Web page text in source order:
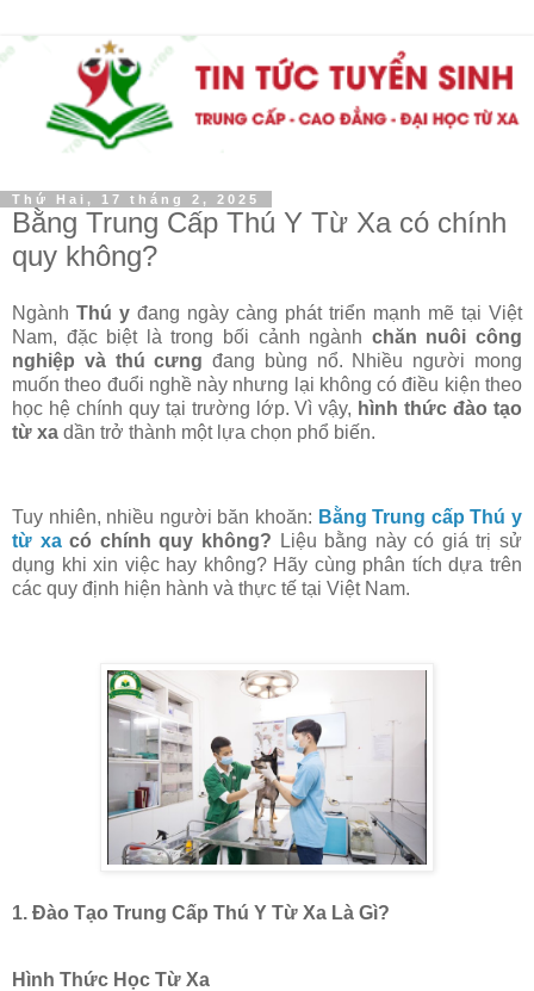
Thứ Hai, 17 tháng 2, 2025
Bằng Trung Cấp Thú Y Từ Xa có chính
quy không?
Ngành Thú y đang ngày càng phát triển mạnh mẽ tại Việt
Nam, đặc biệt là trong bối cảnh ngành chăn nuôi công
nghiệp và thú cưng đang bùng nổ. Nhiều người mong
muốn theo đuổi nghề này nhưng lại không có điều kiện theo
học hệ chính quy tại trường lớp. Vì vậy, hình thức đào tạo
từ xa dần trở thành một lựa chọn phổ biến.
Tuy nhiên, nhiều người băn khoăn: Bằng Trung cấp Thú y
từ xacó chính quy không? Liệu bằng này có giá trị sử
dụng khi xin việc hay không? Hãy cùng phân tích dựa trên
các quy định hiện hành và thực tế tại Việt Nam.
1. Đào Tạo Trung Cấp Thú Y Từ Xa Là Gì?
Hình Thức Học Từ Xa